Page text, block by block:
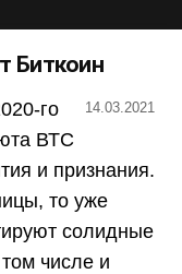
Биткоин
14.03.2021
го
ВТС
и признания.
то уже
солидные
числе и